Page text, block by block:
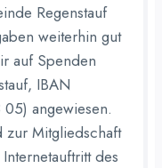
Regenstauf
weiterhin gut
auf Spenden
IBAN
angewiesen.
zur Mitgliedschaft
des